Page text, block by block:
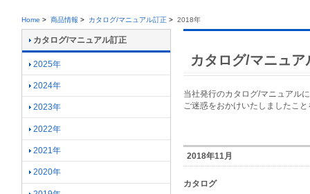
Home > 商品情報 > カタログ/マニュアル訂正 > 2018年
カタログ/マニュア
当社発行のカタログ/マニュアル
ご迷惑をおかけいたしましたこ
2018年11月
カタログ
カタログ/マニュアル訂正
2025年
2024年
2023年
2022年
2021年
2020年